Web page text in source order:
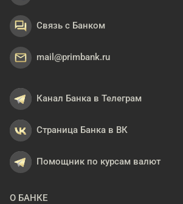
Связь с Банком
mail@primbank.ru
Канал Банка в Телеграм
Страница Банка в ВК
Помощник по курсам валют
О БАНКЕ